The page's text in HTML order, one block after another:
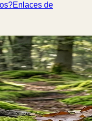
Enlaces de